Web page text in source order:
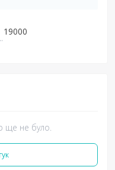
19000
ще не було.